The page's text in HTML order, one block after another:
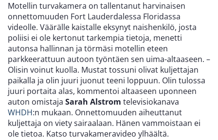
Motellin turvakamera on tallentanut harvinaisen
onnettomuuden Fort Lauderdalessa Floridassa
videolle. Väärälle kaistalle eksynyt naishenkilö, josta
poliisi ei ole kertonut tarkempia tietoja, menetti
autonsa hallinnan ja törmäsi motellin eteen
parkkeerattuun autoon työntäen sen uima-altaaseen. –
Olisin voinut kuolla. Mustat tossuni olivat kuljettajan
paikalla ja olin juuri juonut teeni loppuun. Olin tulossa
juuri portaita alas, kommentoi altaaseen uponneen
auton omistaja Sarah Alstrom televisiokanava
WHDH:n mukaan. Onnettomuuden aiheuttanut
kuljettaja on viety sairaalaan. Hänen vammoistaan ei
ole tietoa. Katso turvakameravideo ylhäältä.